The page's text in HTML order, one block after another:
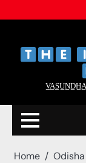
to
Home